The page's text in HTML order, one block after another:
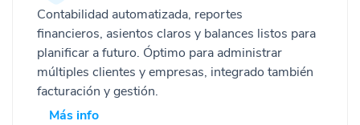
Contabilidad automatizada, reportes
financieros, asientos claros y balances listos para
planificar a futuro. Óptimo para administrar
múltiples clientes y empresas, integrado también
facturación y gestión.
Más info